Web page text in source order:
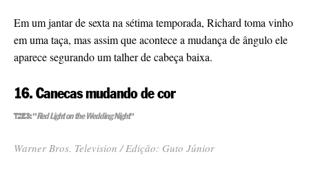
Em um jantar de sexta na sétima temporada, Richard toma vinho
em uma taça, mas assim que acontece a mudança de ângulo ele
aparece segurando um talher de cabeça baixa.
16. Canecas mudando de cor
T2E3: “Red Light on the Wedding Night“
Warner Bros. Television / Edição: Guto Júnior